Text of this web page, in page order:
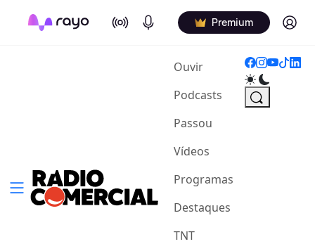
On Air Podcasts Premium Log in
Ouvir(current)
Podcasts
Passou
Vídeos
Programas
Destaques
TNT